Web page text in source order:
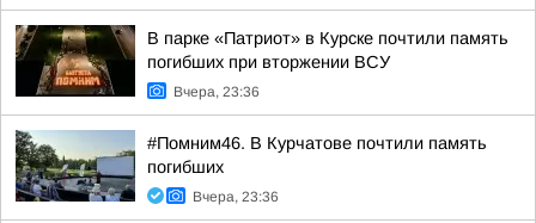
В парке «Патриот» в Курске почтили память
погибших при вторжении ВСУ
Вчера, 23:36
#Помним46. В Курчатове почтили память
погибших
Вчера, 23:36